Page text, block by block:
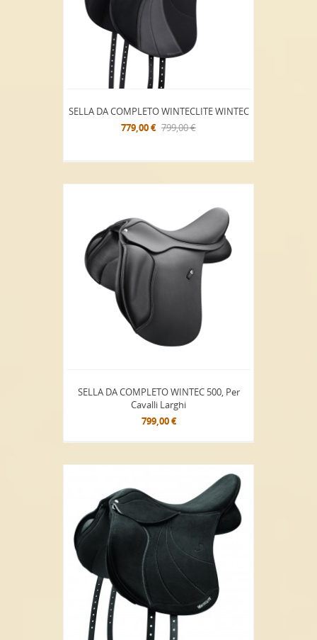
SELLA DA COMPLETO WINTECLITE WINTEC
779,00 € 799,00 €
SELLA DA COMPLETO WINTEC 500, Per
Cavalli Larghi
799,00 €